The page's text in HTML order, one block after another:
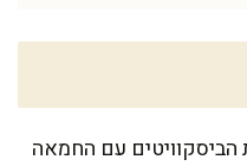
הביסקוויטים עם החמאה